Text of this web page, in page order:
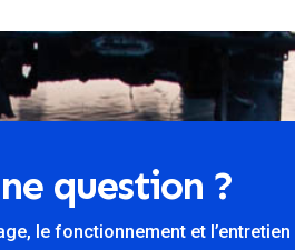
question ?
le fonctionnement et